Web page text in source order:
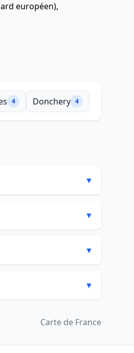
européen),
4 Donchery 4
▼
▼
▼
▼
Carte de France